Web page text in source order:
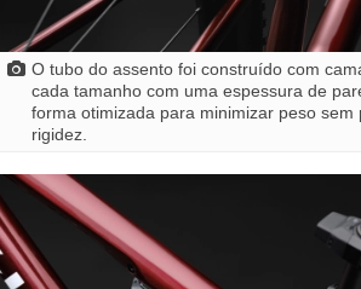
O tubo do assento foi construído com
cada tamanho com uma espessura de
forma otimizada para minimizar peso sem
rigidez.